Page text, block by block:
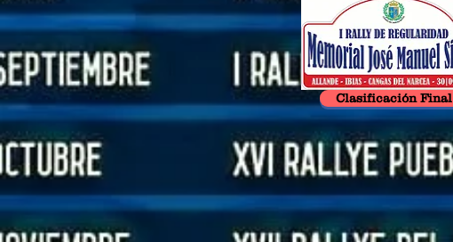
Clasificación Final